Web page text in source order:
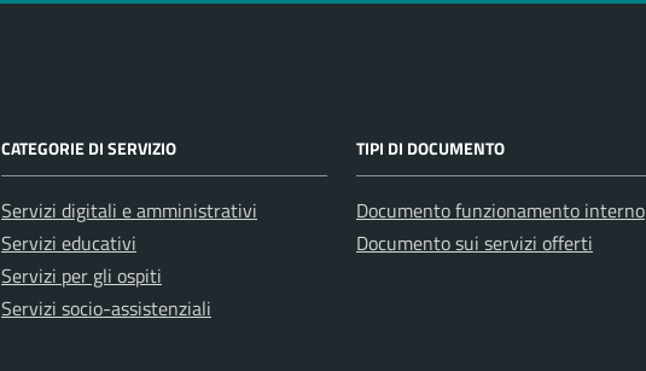
CATEGORIE DI SERVIZIO
Servizi digitali e amministrativi
Servizi educativi
Servizi per gli ospiti
Servizi socio-assistenziali
TIPI DI DOCUMENTO
Documento funzionamento interno
Documento sui servizi offerti